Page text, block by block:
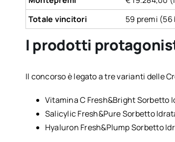
Totale vincitori
59 premi (56
I prodotti
Il concorso è legato a tre varianti delle
Vitamina C Fresh&Bright
Salicylic Fresh&Pure Sorbetto
Hyaluron Fresh&Plump Sorbetto